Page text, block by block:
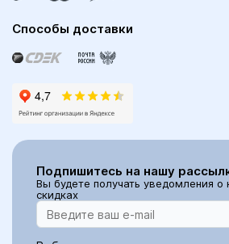
Способы доставки
Подпишитесь на нашу
Вы будете получать уведомления о
скидках